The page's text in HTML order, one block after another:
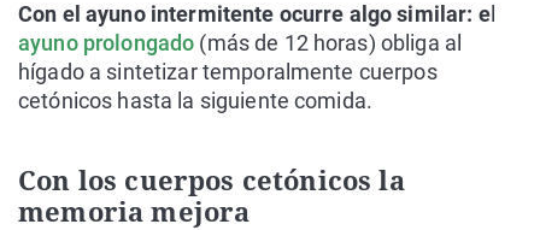
Con el ayuno intermitente ocurre algo similar: el
ayuno prolongado (más de 12 horas) obliga al
hígado a sintetizar temporalmente cuerpos
cetónicos hasta la siguiente comida.
Con los cuerpos cetónicos la
memoria mejora